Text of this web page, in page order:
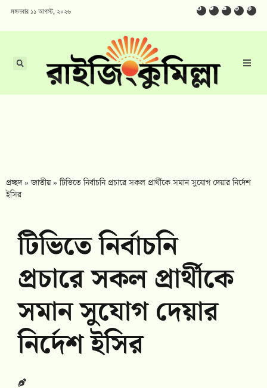
মঙ্গলবার ১১ আগস্ট, ২০২৬
প্রচ্ছদ»জাতীয়»টিভিতে নির্বাচনি প্রচারে সকল প্রার্থীকে সমান সুযোগ দেয়ার নির্দেশ
ইসির
টিভিতে নির্বাচনি
প্রচারে সকল প্রার্থীকে
সমান সুযোগ দেয়ার
নির্দেশ ইসির